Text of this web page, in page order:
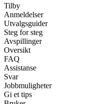
Tilby
Anmeldelser
Utvalgsguider
Steg for steg
Avspillinger
Oversikt
FAQ
Assistanse
Svar
Jobbmuligheter
Gi et tips